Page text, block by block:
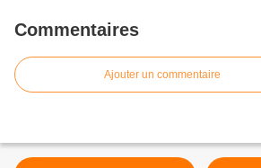
Commentaires
Ajouter un commentaire